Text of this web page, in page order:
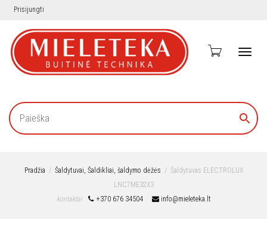
Prisijungti
Pradžia Šaldytuvai, Šaldikliai, šaldymo dėžės
Šaldytuvas ELECTROLUX
LNC7ME32X3
kontaktai
+370 676 34504 info@mieleteka.lt